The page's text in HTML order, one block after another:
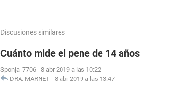
Discusiones similares
Cuánto mide el pene de 14 años
Sponja_7706 - 8 abr 2019 a las 10:22
DRA. MARNET - 8 abr 2019 a las 13:47